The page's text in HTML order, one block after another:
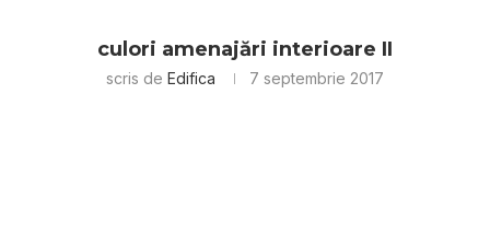
culori amenajări interioare II
scris de Edifica 7 septembrie 2017